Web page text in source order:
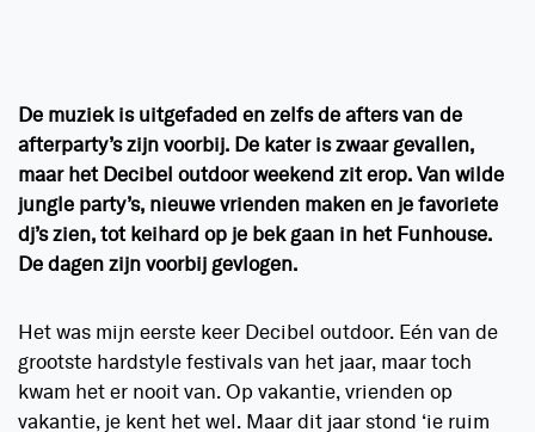
De muziek is uitgefaded en zelfs de afters van de
afterparty’s zijn voorbij. De kater is zwaar gevallen,
maar het Decibel outdoor weekend zit erop. Van wilde
jungle party’s, nieuwe vrienden maken en je favoriete
dj’s zien, tot keihard op je bek gaan in het Funhouse.
De dagen zijn voorbij gevlogen.
Het was mijn eerste keer Decibel outdoor. Eén van de
grootste hardstyle festivals van het jaar, maar toch
kwam het er nooit van. Op vakantie, vrienden op
vakantie, je kent het wel. Maar dit jaar stond ‘ie ruim